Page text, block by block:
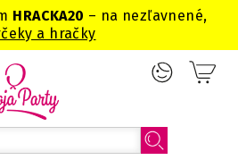
HRACKA20 – na nezľavnené,
a hračky